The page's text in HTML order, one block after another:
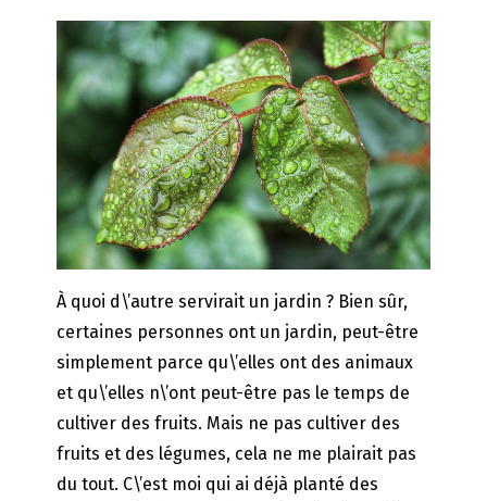
À quoi d\’autre servirait un jardin ? Bien sûr,
certaines personnes ont un jardin, peut-être
simplement parce qu\’elles ont des animaux
et qu\’elles n\’ont peut-être pas le temps de
cultiver des fruits. Mais ne pas cultiver des
fruits et des légumes, cela ne me plairait pas
du tout. C\’est moi qui ai déjà planté des